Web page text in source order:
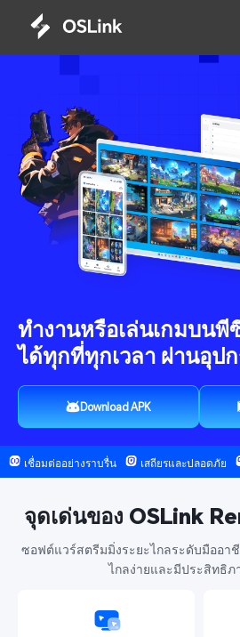
ทำงานหรือเล่นเกมบนพี
ได้ทุกที่ทุกเวลา ผ่านอุป
Download APK
เชื่อมต่ออย่างราบรื่น เสถียรและปลอดภัย
จุดเด่นของ OSLink
ซอฟต์แวร์สตรีมมิ่งระยะไกลระดับมืออา
ไกลง่ายและมีประสิทธิ